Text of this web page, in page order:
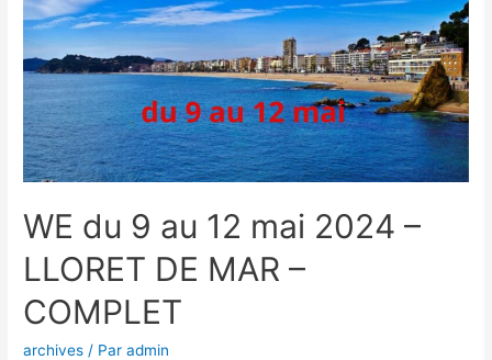
WE du 9 au 12 mai 2024 –
LLORET DE MAR –
COMPLET
archives / Paradmin